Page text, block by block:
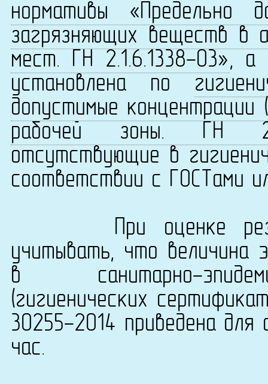
нормативы «Предельно
загрязняющих веществ в
мест. ГН 2.1.6.1338-03», а
установлена по
допустимые
рабочей зоны. ГН
отсутствующие в
соответствии с ГОСТами
При оценке
учитывать, что величина
в санитарно-
(гигиенических
30255-2014 приведена для
час.